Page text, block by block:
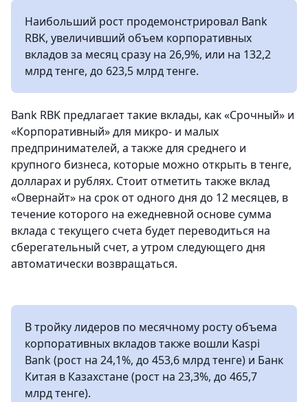
Наибольший рост продемонстрировал Bank
RBK, увеличивший объем корпоративных
вкладов за месяц сразу на 26,9%, или на 132,2
млрд тенге, до 623,5 млрд тенге.
Bank RBK предлагает такие вклады, как «Срочный» и
«Корпоративный» для микро- и малых
предпринимателей, а также для среднего и
крупного бизнеса, которые можно открыть в тенге,
долларах и рублях. Стоит отметить также вклад
«Овернайт» на срок от одного дня до 12 месяцев, в
течение которого на ежедневной основе сумма
вклада с текущего счета будет переводиться на
сберегательный счет, а утром следующего дня
автоматически возвращаться.
В тройку лидеров по месячному росту объема
корпоративных вкладов также вошли Kaspi
Bank (рост на 24,1%, до 453,6 млрд тенге) и Банк
Китая в Казахстане (рост на 23,3%, до 465,7
млрд тенге).